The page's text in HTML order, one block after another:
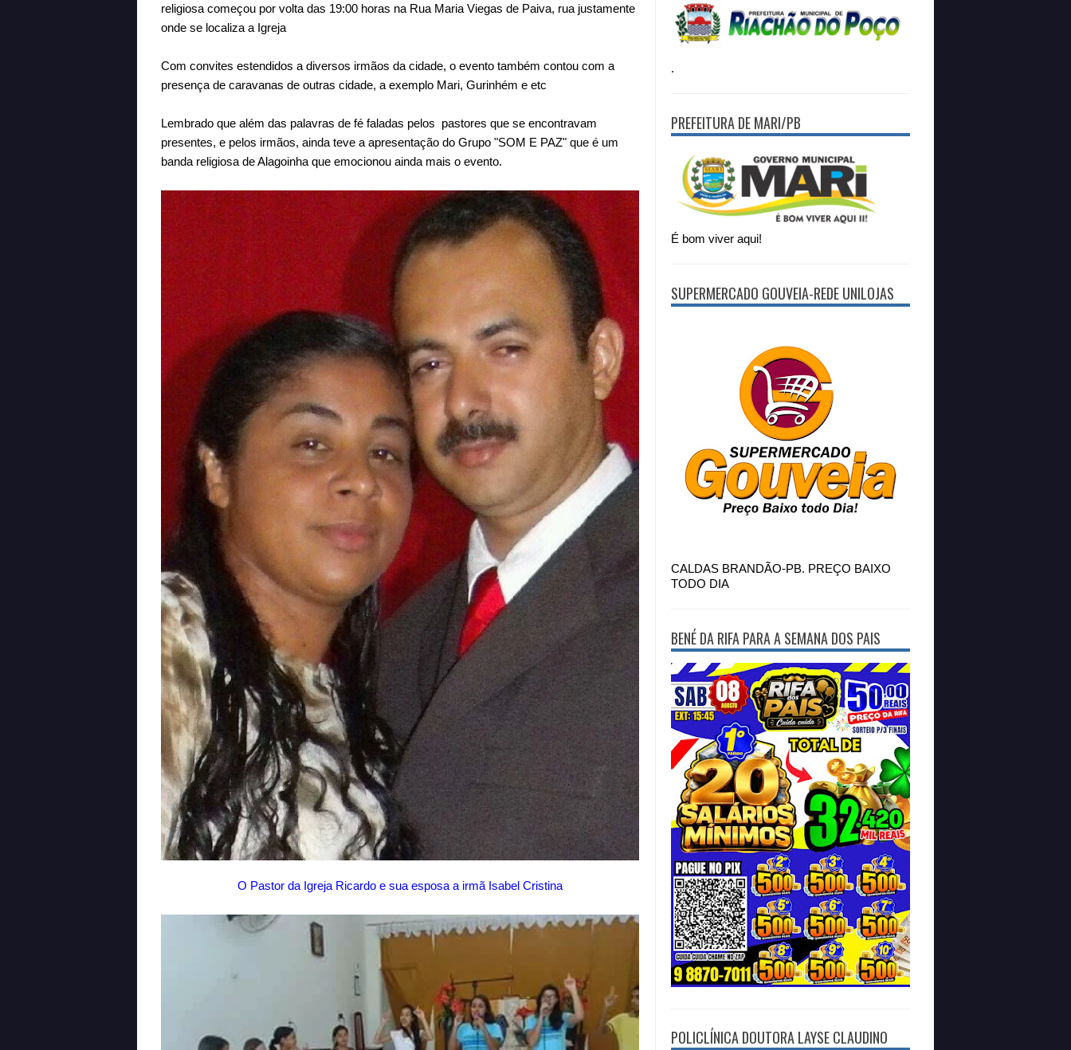
religiosa começou por volta das 19:00 horas na Rua Maria Viegas de Paiva, rua justamente
onde se localiza a Igreja
Com convites estendidos a diversos irmãos da cidade, o evento também contou com a
presença de caravanas de outras cidade, a exemplo Mari, Gurinhém e etc
Lembrado que além das palavras de fé faladas pelos pastores que se encontravam
presentes, e pelos irmãos, ainda teve a apresentação do Grupo "SOM E PAZ" que é um
banda religiosa de Alagoinha que emocionou ainda mais o evento.
O Pastor da Igreja Ricardo e sua esposa a irmã Isabel Cristina
.
PREFEITURA DE MARI/PB
É bom viver aqui!
SUPERMERCADO GOUVEIA-REDE UNILOJAS
CALDAS BRANDÃO-PB. PREÇO BAIXO
TODO DIA
BENÉ DA RIFA PARA A SEMANA DOS PAIS
POLICLÍNICA DOUTORA LAYSE CLAUDINO